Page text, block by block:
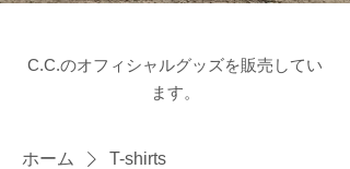
C.C.のオフィシャルグッズを販売してい
ます。
ホーム T-shirts